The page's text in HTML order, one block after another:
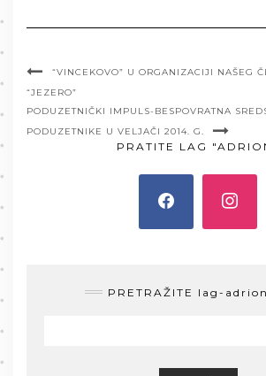
“VINCEKOVO” U ORGANIZACIJI NAŠEG
“JEZERO”
PODUZETNIČKI IMPULS-BESPOVRATNA
PODUZETNIKE U VELJAČI 2014. G.
PRATITE LAG
PRETRAŽITE lag-